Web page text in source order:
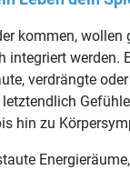
kommen, wollen
integriert werden.
verdrängte
hin zu